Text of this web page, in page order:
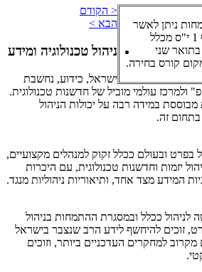
ניתן לאשר
קורס בחירה בהיקף 1 י"ס מכלל
שני
קורס בחירה.
< הקודם
הבא >
ניהול טכנולוגיה ומידע
ישראל, כידוע, נחשבת
עולמי מוביל של חדשנות טכנולוגית.
במידה רבה על יכולות הניהול
בתחום זה.
בפרט ובעולם ככלל זקוק למנהלים מקצועיים,
יזמות וחדשנות טכנולוגית, עם היכרות
המידע מצד אחד, ותיאוריות ניהוליות מנגד.
לניהול ככלל ובמסגרת ההתמחות בניהול
זוכים להיחשף לידע הרב שנצבר בישראל
למחקרים העדכניים ביותר, וזוכים